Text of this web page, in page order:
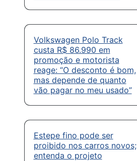
Volkswagen Polo Track
custa R$ 86.990 em
promoção e motorista
reage: “O desconto é bom,
mas depende de quanto
vão pagar no meu usado”
Estepe fino pode ser
proibido nos carros novos;
entenda o projeto